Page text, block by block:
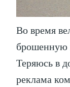
Во время
брошенную
Теряюсь в
реклама